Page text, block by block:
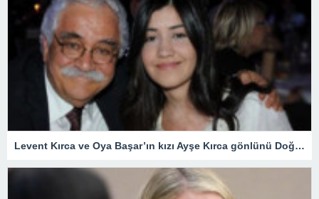
Levent Kırca ve Oya Başar’ın kızı Ayşe Kırca gönlünü Doğu Demirkol’a kaptırdı! Fotoğraf ele verdi